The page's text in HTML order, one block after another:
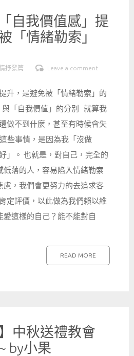
自我價值感」提
「情緒勒索」
抒發篇 Leave a comment
升，是避免被「情緒勒索」的
「自我價值」的分別 就算我
做不到什麼，甚至有時候會失
些事情，是因為我「沒做
」。 也就是，對自己，完全的
落的人，容易陷入情緒勒索
，我們會更努力的去追求客
定評價，以此做為我們賴以維
這樣的自己？能不能對自
READ MORE
中秋送禮教會
by小果